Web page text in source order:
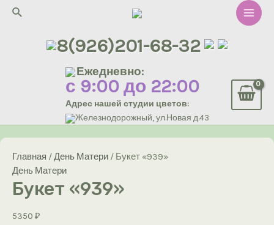
Перейти
Поиск
Main
8(926)201-68-32
Ежедневно:
с 9:00 до 22:00
Адрес нашей студии цветов:
Железнодорожный, ул.Новая д.43
Главная /День Матери / Букет «939»
День Матери
Букет «939»
5350 ₽